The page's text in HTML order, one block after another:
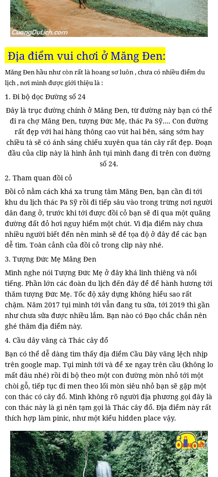
Địa điểm vui chơi ở Măng Đen:
Măng Đen hầu như còn rất là hoang sơ luôn , chưa có nhiều điểm du
lịch , nơi mình được giới thiệu là :
1. Đi bộ dọc Đường số 24
Đây là trục đường chính ở Măng Đen, từ đường này bạn có thể
đi ra chợ Măng Đen, tượng Đức Mẹ, thác Pa Sỹ…. Con đường
rất đẹp với hai hàng thông cao vút hai bên, sáng sớm hay
chiều tà sẽ có ánh sáng chiếu xuyên qua tán cây rất đẹp. Đoạn
đầu của clip này là hình ảnh tụi mình đang đi trên con đường
số 24.
2. Tham quan đồi cỏ
Đồi cỏ nằm cách khá xa trung tâm Măng Đen, bạn cần đi tới
khu du lịch thác Pa Sỹ rồi đi tiếp sâu vào trong trừng nơi người
dân đang ở, trước khi tới được đồi cỏ bạn sẽ đi qua một quãng
đường đất đỏ hơi nguy hiểm một chút. Vì địa điểm này chưa
nhiều người biết đến nên mình sẽ để tọa độ ở đây để các bạn
dễ tìm. Toàn cảnh của đồi cỏ trong clip này nhé.
3. Tượng Đức Mẹ Măng Đen
Mình nghe nói Tượng Đức Mẹ ở đây khá linh thiêng và nổi
tiếng. Phần lớn các đoàn du lịch đến đây để để hành hương tới
thăm tượng Đức Mẹ. Tốc độ xây dựng không hiểu sao rất
chậm. Năm 2017 tụi mình tới vẫn đang tu sửa, tới 2019 thì gần
như chưa sửa được nhiều lắm. Bạn nào có Đạo chắc chắn nên
ghé thăm địa điểm này.
4. Cầu dây văng cà Thác cây đổ
Bạn có thể dễ dàng tìm thấy địa điểm Cầu Dây văng lệch nhịp
trên google map. Tụi mình tới và để xe ngay trên cầu (không lo
mất đâu nhé) rồi đi bộ theo một con đường mòn nhỏ tới một
chòi gỗ, tiếp tục đi men theo lối mòn siêu nhỏ bạn sẽ gặp một
con thác có cây đổ. Mình không rõ người địa phương gọi đây là
con thác này là gì nên tạm gọi là Thác cây đổ. Địa điểm này rất
thích hợp làm pinic, như một kiểu hidden place vậy.